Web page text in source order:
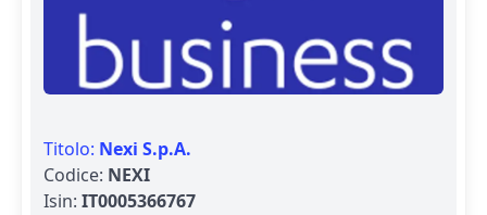
Titolo: Nexi S.p.A.
Codice: NEXI
Isin: IT0005366767